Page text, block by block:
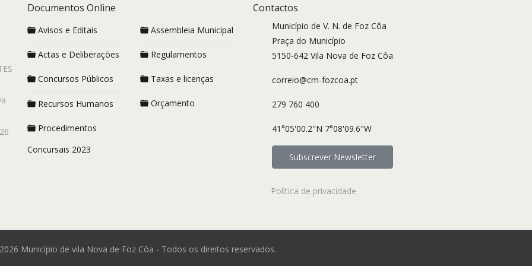
Documentos Online
Avisos e Editais
Actas e Deliberações
Concursos Públicos
Recursos Humanos
Procedimentos
Concursais 2023
Assembleia Municipal
Regulamentos
Taxas e licenças
Orçamento
Contactos
Município de V. N. de Foz Côa
Praça do Município
5150-642 Vila Nova de Foz Côa
correio@cm-fozcoa.pt
279 760 400
41°05'00.2"N 7°08'09.6"W
Subscrever Newsletter
Política de privacidade
Município de vila Nova de Foz Côa - Todos os direitos reservados.